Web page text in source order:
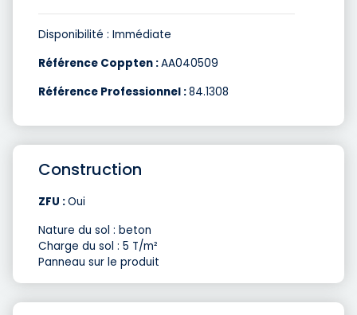
Disponibilité : Immédiate
Référence Coppten :AA040509
Référence Professionnel :84.1308
Construction
ZFU :Oui
Nature du sol : beton
Charge du sol : 5 T/m²
Panneau sur le produit